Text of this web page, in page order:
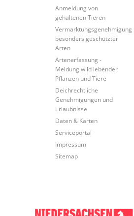
Anmeldung von
gehaltenen Tieren
Vermarktungsgenehmigung
besonders geschützter
Arten
Artenerfassung -
Meldung wild lebender
Pflanzen und Tiere
Deichrechtliche
Genehmigungen und
Erlaubnisse
Daten & Karten
Serviceportal
Impressum
Sitemap